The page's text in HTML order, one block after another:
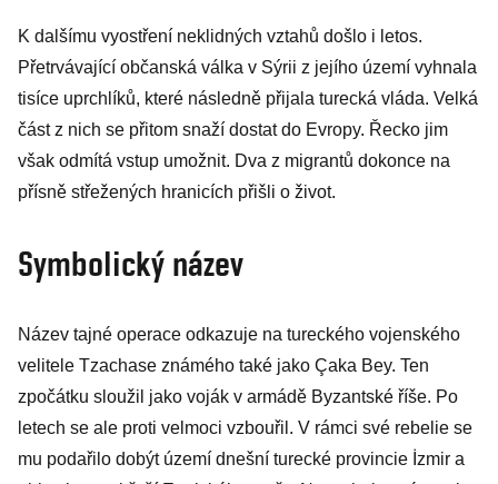
druhé největší
přehrady v
Turecku
K dalšímu vyostření neklidných vztahů došlo i letos.
Přetrvávající občanská válka v Sýrii z jejího území vyhnala
tisíce uprchlíků, které následně přijala turecká vláda. Velká
část z nich se přitom snaží dostat do Evropy. Řecko jim
však odmítá vstup umožnit. Dva z migrantů dokonce na
přísně střežených hranicích přišli o život.
Symbolický název
Název tajné operace odkazuje na tureckého vojenského
velitele Tzachase známého také jako Çaka Bey. Ten
zpočátku sloužil jako voják v armádě Byzantské říše. Po
letech se ale proti velmoci vzbouřil. V rámci své rebelie se
mu podařilo dobýt území dnešní turecké provincie İzmir a